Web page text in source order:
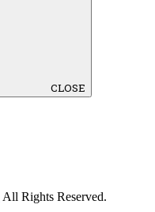
CLOSE
All Rights Reserved.